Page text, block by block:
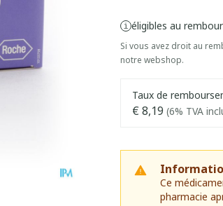
éligibles au
Si vous avez droit au
notre webshop.
Taux de
€ 8,19 (6% TVA
Ce
pharmacie